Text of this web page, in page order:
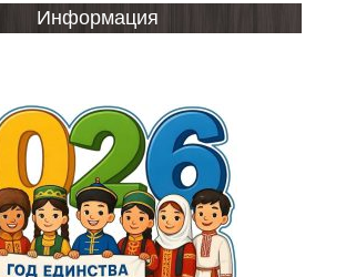
Информация